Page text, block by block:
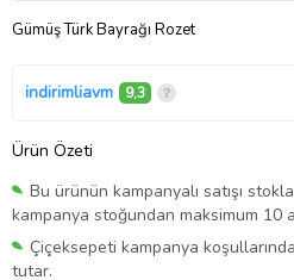
Gümüş Türk Bayrağı Rozet
indirimliavm 9,3
Ürün Özeti
Bu ürünün kampanyalı satışı
kampanya stoğundan maksimum 10
Çiçeksepeti kampanya
tutar.